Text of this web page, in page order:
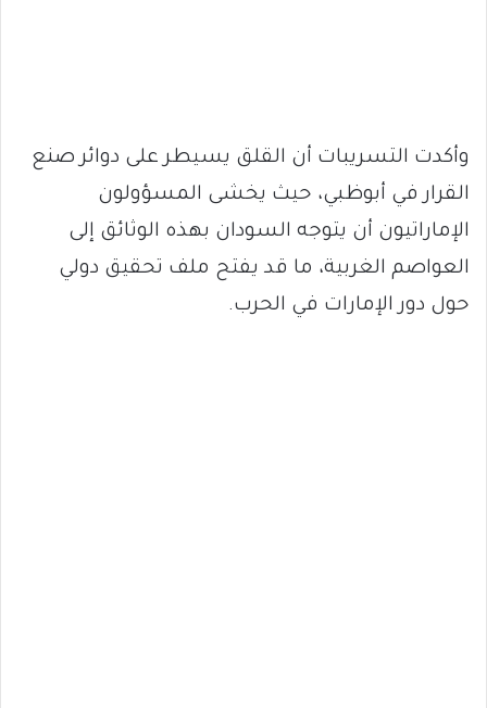
وأكدت التسريبات أن القلق يسيطر على دوائر صنع
القرار في أبوظبي، حيث يخشى المسؤولون
الإماراتيون أن يتوجه السودان بهذه الوثائق إلى
العواصم الغربية، ما قد يفتح ملف تحقيق دولي
حول دور الإمارات في الحرب.